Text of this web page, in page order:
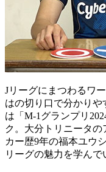
Jリーグにまつわるワ
はの切り口で分かりや
は「M-1グランプリ
ク。大分トリニータ
カー歴9年の福本ユウ
リーグの魅力を学んで